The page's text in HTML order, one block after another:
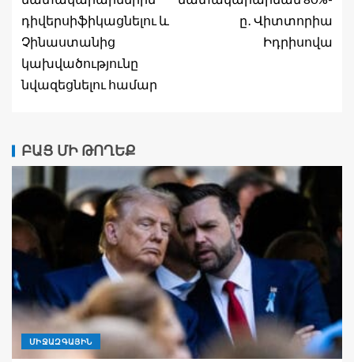
դիվերսիֆիկացնելու և
Չինաստանից
կախվածությունը
նվազեցնելու համար
ը․ Վիտտորիա
Իդրիսովա
ԲԱՑ ՄԻ ԹՈՂԵՔ
ՄԻՋԱԶԳԱՅԻՆ